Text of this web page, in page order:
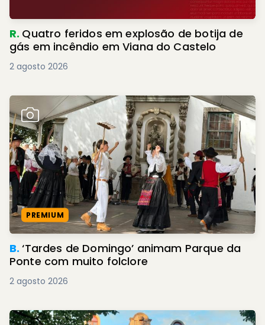
R. Quatro feridos em explosão de botija de
gás em incêndio em Viana do Castelo
2 agosto 2026
PREMIUM
B.‘Tardes de Domingo’ animam Parque da
Ponte com muito folclore
2 agosto 2026